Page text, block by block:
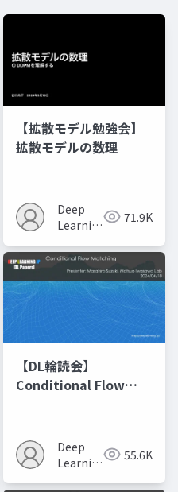
【拡散モデル勉強会】
拡散モデルの数理
Deep
Learning
71.9K
【DL輪読会】
Conditional Flow
Deep
Learning
55.6K